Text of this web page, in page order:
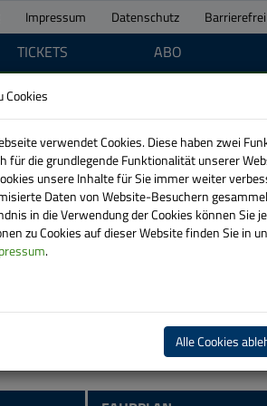
Impressum Datenschutz
TICKETS ABO
Cookies
verwendet Cookies. Diese haben zwei
für die grundlegende Funktionalität unserer
unsere Inhalte für Sie immer weiter
Daten von Website-Besuchern
in die Verwendung der Cookies können Sie
zu Cookies auf dieser Website finden Sie in
.
Alle Cookies